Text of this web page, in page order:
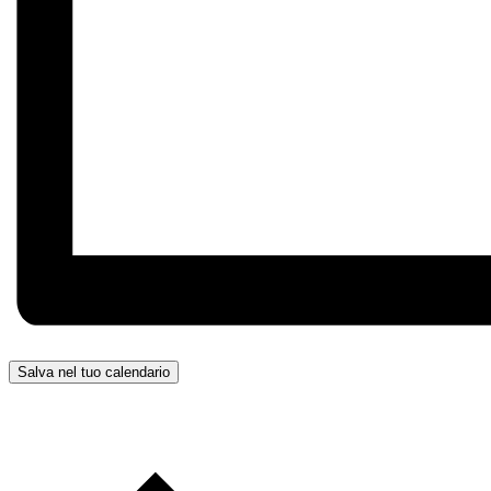
Salva nel tuo calendario